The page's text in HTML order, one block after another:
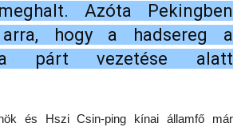
Azóta Pekingben
arra, hogy a hadsereg a
párt vezetése alatt
és Hszi Csin-ping kínai államfő már